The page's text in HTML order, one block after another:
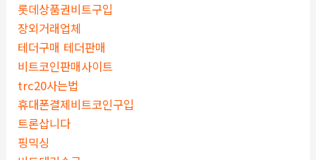
롯데상품권비트구입
장외거래업체
테더구매 테더판매
비트코인판매사이트
trc20사는법
휴대폰결제비트코인구입
트론삽니다
핑믹싱